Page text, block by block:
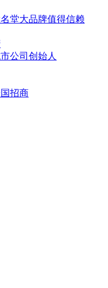
堂大品牌值得信赖
公司创始人
招商